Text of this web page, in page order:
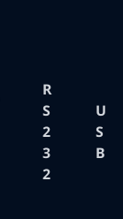
R
S
2
3
2
U
S
B